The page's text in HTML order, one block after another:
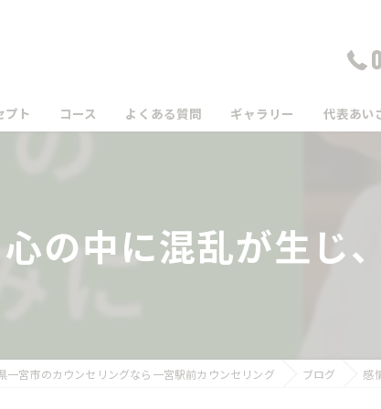
プト コース よくある質問 ギャラリー 代表あい
の中に混乱が生じ
一宮市のカウンセリングなら一宮駅前カウンセリング ブログ 感